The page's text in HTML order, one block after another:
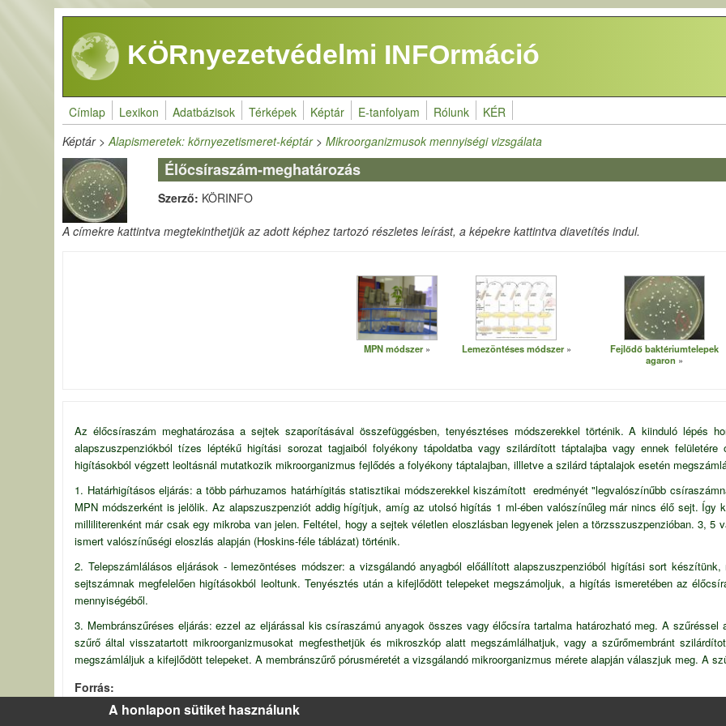
Ugrás a tartalomra
KÖRnyezetvédelmi INFOrmáció
Címlap Lexikon Adatbázisok Térképek Képtár E-tanfolyam Rólunk KÉR
Képtár>Alapismeretek: környezetismeret-képtár>Mikroorganizmusok mennyiségi vizsgálata
Élőcsíraszám-meghatározás
Szerző: KÖRINFO
A címekre kattintva megtekinthetjük az adott képhez tartozó részletes leírást, a képekre kattintva diavetítés indul.
MPN módszer Lemezöntéses módszer
Fejlődő baktériumtelepek
agaron
Az élőcsíraszám meghatározása a sejtek szaporításával összefüggésben, tenyésztéses módszerekkel történik. A kiinduló lépés
alapszuszpenziókból tízes léptékű higítási sorozat tagjaiból folyékony tápoldatba vagy szilárdított táptalajba vagy ennek
higításokból végzett leoltásnál mutatkozik mikroorganizmus fejlődés a folyékony táptalajban, illletve a szilárd táptalajok esetén
1. Határhigításos eljárás: a több párhuzamos határhígitás statisztikai módszerekkel kiszámított eredményét "legvalószínűbb
MPN módszerként is jelölik. Az alapszuszpenziót addig hígítjuk, amíg az utolsó higítás 1 ml-ében valószínűleg már nincs élő sejt. Így
milliliterenként már csak egy mikroba van jelen. Feltétel, hogy a sejtek véletlen eloszlásban legyenek jelen a törzsszuszpenzióban. 3, 5
ismert valószínűségi eloszlás alapján (Hoskins-féle táblázat) történik.
2. Telepszámlálásos eljárások - lemezöntéses módszer: a vizsgálandó anyagból előállított alapszuszpenzióból higítási sort
sejtszámnak megfelelően higításokból leoltunk. Tenyésztés után a kifejlődött telepeket megszámoljuk, a higítás ismeretében az
mennyiségéből.
3. Membránszűréses eljárás: ezzel az eljárással kis csíraszámú anyagok összes vagy élőcsíra tartalma határozható meg. A
szűrő által visszatartott mikroorganizmusokat megfesthetjük és mikroszkóp alatt megszámlálhatjuk, vagy a szűrőmembránt
megszámláljuk a kifejlődött telepeket. A membránszűrő pórusméretét a vizsgálandó mikroorganizmus mérete alapján válaszjuk meg. A
Forrás
BME Vegyészmérnöki Kar Tanszéki Munkaközösség (1993) Ipari mikrobiológiai gyakorlatok, (Szerkesztő: Puskás, A.) Műegyetemi Kiadó,
A honlapon sütiket használunk